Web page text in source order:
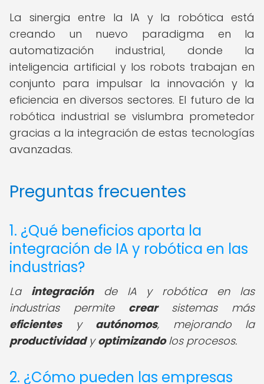
La sinergia entre la IA y la robótica está
creando un nuevo paradigma en la
automatización industrial, donde la
inteligencia artificial y los robots trabajan en
conjunto para impulsar la innovación y la
eficiencia en diversos sectores. El futuro de la
robótica industrial se vislumbra prometedor
gracias a la integración de estas tecnologías
avanzadas.
Preguntas frecuentes
1. ¿Qué beneficios aporta la
integración de IA y robótica en las
industrias?
La integraciónde IA y robótica en las
industrias permite crearsistemas más
eficientesy autónomos, mejorando la
productividadyoptimizandolos procesos.
2. ¿Cómo pueden las empresas